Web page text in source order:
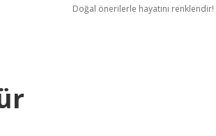
Doğal önerilerle hayatını renklendir!